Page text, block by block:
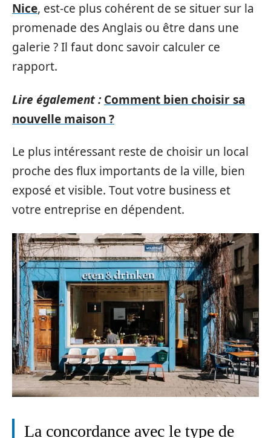
Nice, est-ce plus cohérent de se situer sur la
promenade des Anglais ou être dans une
galerie ? Il faut donc savoir calculer ce
rapport.
Lire également : Comment bien choisir sa
nouvelle maison ?
Le plus intéressant reste de choisir un local
proche des flux importants de la ville, bien
exposé et visible. Tout votre business et
votre entreprise en dépendent.
La concordance avec le type de